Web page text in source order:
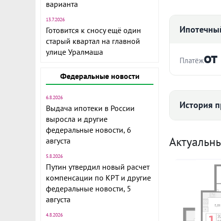
варианта
13.7.2026
Готовится к сносу ещё один
старый квартал на главной
улице Уралмаша
Федеральные новости
6.8.2026
Выдача ипотеки в России
выросла и другие
федеральные новости, 6
августа
5.8.2026
Путин утвердил новый расчет
компенсации по КРТ и другие
федеральные новости, 5
августа
4.8.2026
Жилой дом
В жилом
и
площадки,
движение
Платёж
История
86
II